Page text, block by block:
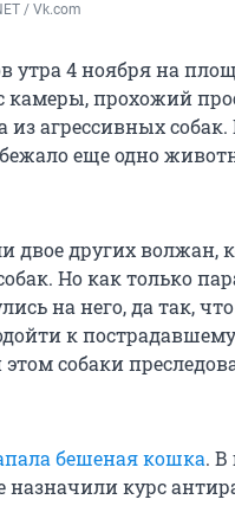
/ Vk.com
утра 4 ноября на
камеры, прохожий
из агрессивных
еще одно
двое других волжан,
Но как только
на него, да так,
к
собаки
бешеная кошка. В
курс